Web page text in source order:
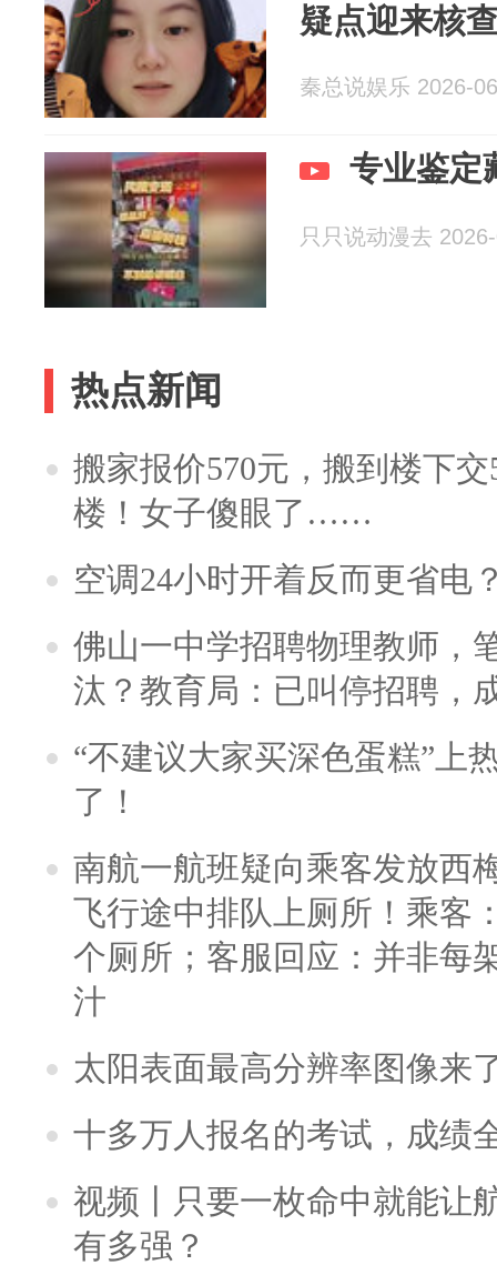
疑点迎来核
秦总说娱乐 2026-
专业鉴定
只只说动漫去
热点新闻
搬家报价570元，搬到楼下
楼！女子傻眼了……
空调24小时开着反而更省电
佛山一中学招聘物理教师，
汰？教育局：已叫停招聘，
“不建议大家买深色蛋糕”上
了！
南航一航班疑向乘客发放西
飞行途中排队上厕所！乘客
个厕所；客服回应：并非每
汁
太阳表面最高分辨率图像来
十多万人报名的考试，成绩
视频丨只要一枚命中就能让
有多强？